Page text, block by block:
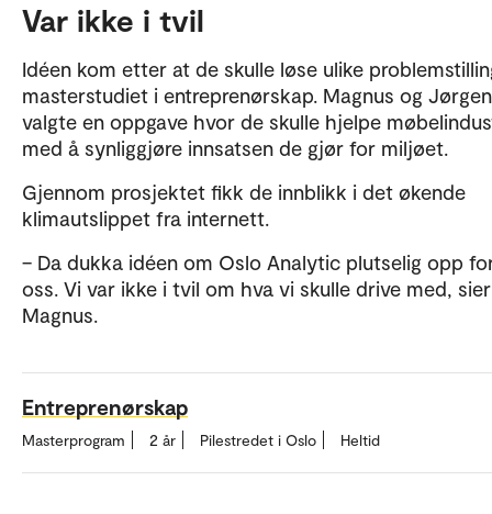
Var ikke i tvil
Idéen kom etter at de skulle løse ulike
masterstudiet i entreprenørskap. Magnus og Jørgen
valgte en oppgave hvor de skulle hjelpe
med å synliggjøre innsatsen de gjør for miljøet.
Gjennom prosjektet fikk de innblikk i det økende
klimautslippet fra internett.
– Da dukka idéen om Oslo Analytic plutselig opp
oss. Vi var ikke i tvil om hva vi skulle drive med, sier
Magnus.
Entreprenørskap
Masterprogram 2 år Pilestredet i Oslo Heltid